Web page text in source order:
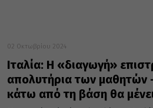
02 Οκτωβρίου 2024
Ιταλία: Η «διαγωγή»
απολυτήρια των μαθητών
κάτω από τη βάση θα